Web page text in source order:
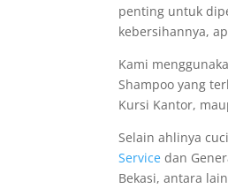
penting untuk
kebersihannya,
Kami
Shampoo yang
Kursi Kantor,
Selain ahlinya
Service dan
Bekasi, antara